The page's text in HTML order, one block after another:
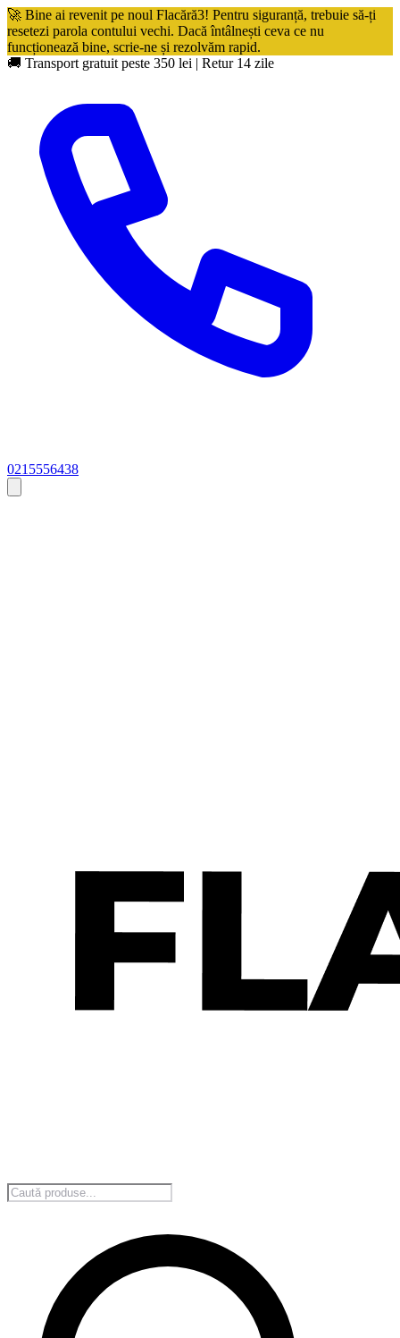
🚀 Bine ai revenit pe noul Flacără3! Pentru siguranță, trebuie să-ți
resetezi parola contului vechi. Dacă întâlnești ceva ce nu
funcționează bine, scrie-ne și rezolvăm rapid.
🚚 Transport gratuit peste 350 lei | Retur 14 zile
0215556438